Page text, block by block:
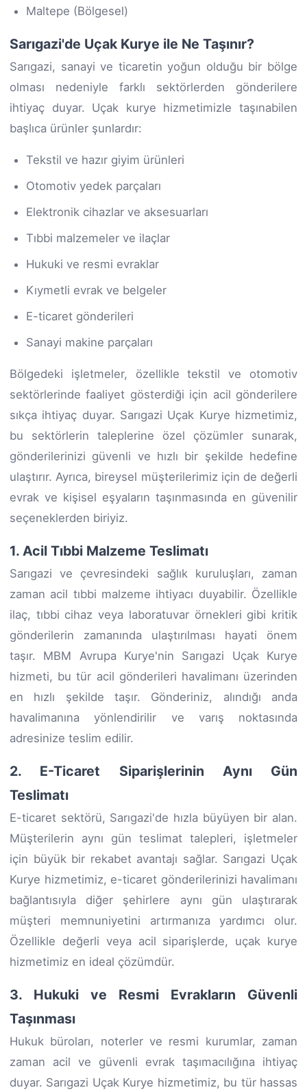
Maltepe (Bölgesel)
Sarıgazi'de Uçak Kurye ile Ne Taşınır?
Sarıgazi, sanayi ve ticaretin yoğun olduğu bir bölge
olması nedeniyle farklı sektörlerden gönderilere
ihtiyaç duyar. Uçak kurye hizmetimizle taşınabilen
başlıca ürünler şunlardır:
Tekstil ve hazır giyim ürünleri
Otomotiv yedek parçaları
Elektronik cihazlar ve aksesuarları
Tıbbi malzemeler ve ilaçlar
Hukuki ve resmi evraklar
Kıymetli evrak ve belgeler
E-ticaret gönderileri
Sanayi makine parçaları
Bölgedeki işletmeler, özellikle tekstil ve otomotiv
sektörlerinde faaliyet gösterdiği için acil gönderilere
sıkça ihtiyaç duyar. Sarıgazi Uçak Kurye hizmetimiz,
bu sektörlerin taleplerine özel çözümler sunarak,
gönderilerinizi güvenli ve hızlı bir şekilde hedefine
ulaştırır. Ayrıca, bireysel müşterilerimiz için de değerli
evrak ve kişisel eşyaların taşınmasında en güvenilir
seçeneklerden biriyiz.
1. Acil Tıbbi Malzeme Teslimatı
Sarıgazi ve çevresindeki sağlık kuruluşları, zaman
zaman acil tıbbi malzeme ihtiyacı duyabilir. Özellikle
ilaç, tıbbi cihaz veya laboratuvar örnekleri gibi kritik
gönderilerin zamanında ulaştırılması hayati önem
taşır. MBM Avrupa Kurye'nin Sarıgazi Uçak Kurye
hizmeti, bu tür acil gönderileri havalimanı üzerinden
en hızlı şekilde taşır. Gönderiniz, alındığı anda
havalimanına yönlendirilir ve varış noktasında
adresinize teslim edilir.
2. E-Ticaret Siparişlerinin Aynı Gün
Teslimatı
E-ticaret sektörü, Sarıgazi'de hızla büyüyen bir alan.
Müşterilerin aynı gün teslimat talepleri, işletmeler
için büyük bir rekabet avantajı sağlar. Sarıgazi Uçak
Kurye hizmetimiz, e-ticaret gönderilerinizi havalimanı
bağlantısıyla diğer şehirlere aynı gün ulaştırarak
müşteri memnuniyetini artırmanıza yardımcı olur.
Özellikle değerli veya acil siparişlerde, uçak kurye
hizmetimiz en ideal çözümdür.
3. Hukuki ve Resmi Evrakların Güvenli
Taşınması
Hukuk büroları, noterler ve resmi kurumlar, zaman
zaman acil ve güvenli evrak taşımacılığına ihtiyaç
duyar. Sarıgazi Uçak Kurye hizmetimiz, bu tür hassas